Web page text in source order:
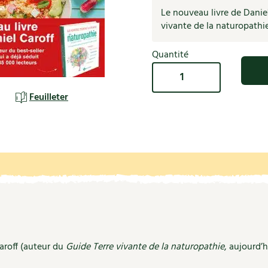
Société, engagement
et gros oeuvre
écologiques
de l’eau
de la maison
et petit bricolage
Actions pour la planète
Feuilleter
Le nouveau livre de
vivante de la
Quantité
quantité
La
(auteur du Guide Terre vivante de la naturopathie,